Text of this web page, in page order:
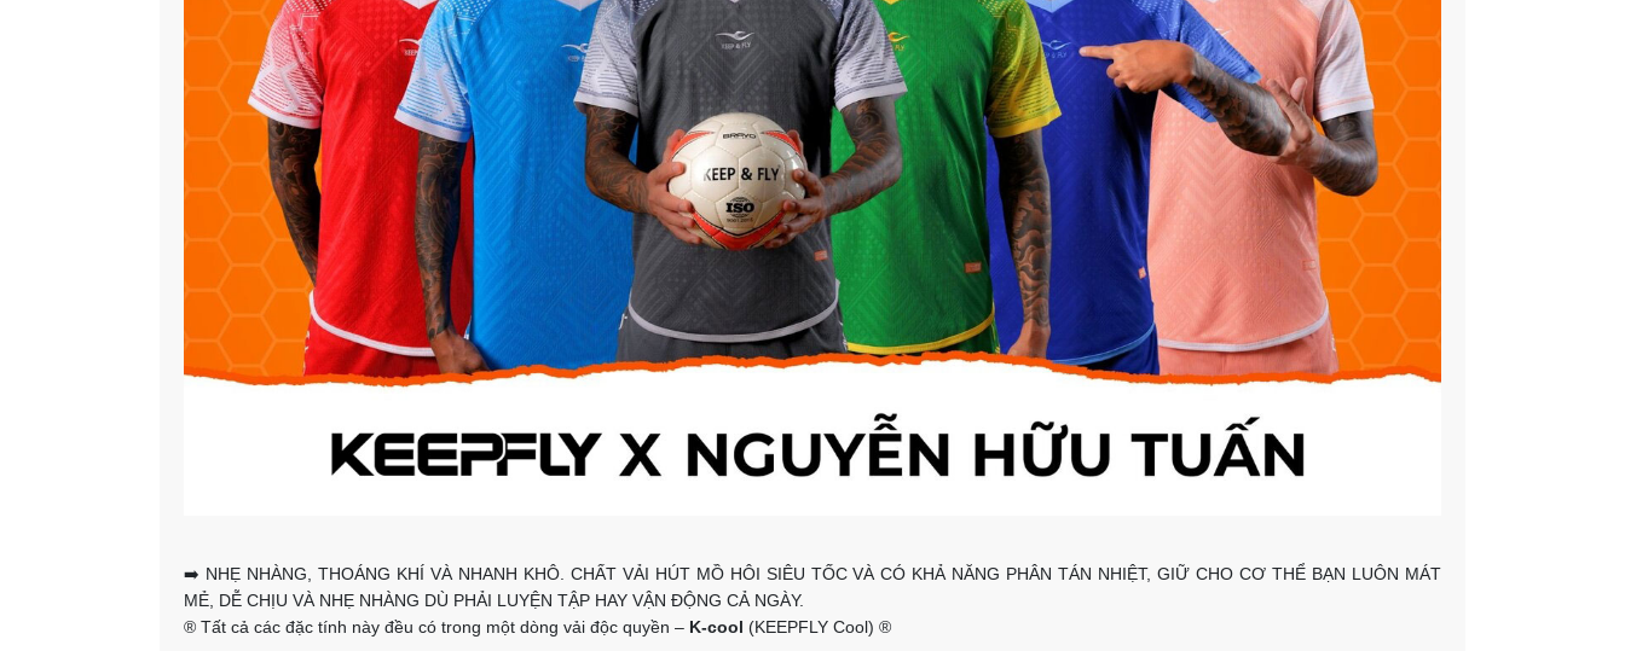
➡️ NHẸ NHÀNG, THOÁNG KHÍ VÀ NHANH KHÔ. CHẤT VẢI HÚT MỒ HÔI SIÊU TỐC VÀ CÓ KHẢ NĂNG PHÂN TÁN NHIỆT, GIỮ CHO CƠ THỂ BẠN LUÔN MÁT
MẺ, DỄ CHỊU VÀ NHẸ NHÀNG DÙ PHẢI LUYỆN TẬP HAY VẬN ĐỘNG CẢ NGÀY.
®️ Tất cả các đặc tính này đều có trong một dòng vải độc quyền – K-cool (KEEPFLY Cool) ®️